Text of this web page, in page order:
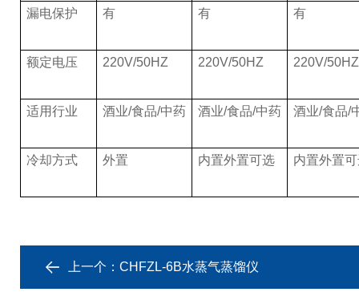
漏电保护 有 有 有
额定电压 220V/50HZ 220V/50HZ 220V/50HZ
适用行业 酒业/食品/中药 酒业/食品/中药 酒业/食品/
冷却方式 外置 内置外置可选 内置外置
上一个： CHFZL-6B水蒸气蒸馏仪